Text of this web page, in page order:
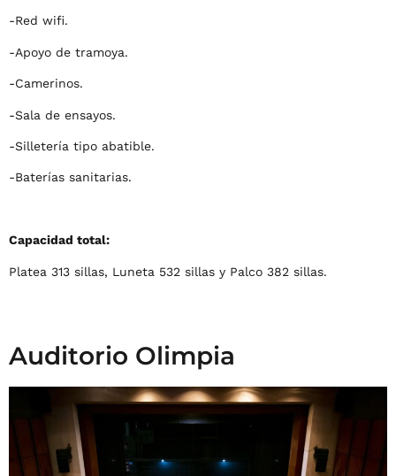
-Red wifi.
-Apoyo de tramoya.
-Camerinos.
-Sala de ensayos.
-Silletería tipo abatible.
-Baterías sanitarias.
Capacidad total:
Platea 313 sillas, Luneta 532 sillas y Palco 382 sillas.
Auditorio Olimpia